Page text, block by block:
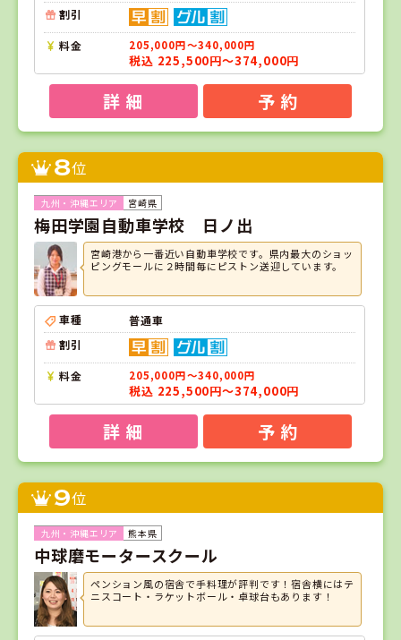
割引
料金 205,000円～340,000円
税込 225,500円～374,000円
詳 細 予 約
8位
宮崎県
梅田学園自動車学校 日ノ出
宮崎港から一番近い自動車学校です。県内最大のショッ
ピングモールに２時間毎にピストン送迎しています。
車種
普通車
割引
料金 205,000円～340,000円
税込 225,500円～374,000円
詳 細 予 約
9位
熊本県
中球磨モータースクール
ペンション風の宿舎で手料理が評判です！宿舎横にはテ
ニスコート・ラケットボール・卓球台もあります！